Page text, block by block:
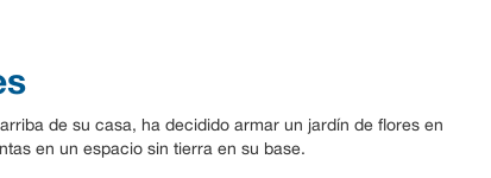
de su casa, ha decidido armar un jardín de flores en
en un espacio sin tierra en su base.